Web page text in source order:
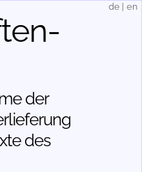
der
des
de en